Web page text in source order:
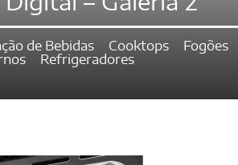
de Bebidas Cooktops
Fogões
Refrigeradores